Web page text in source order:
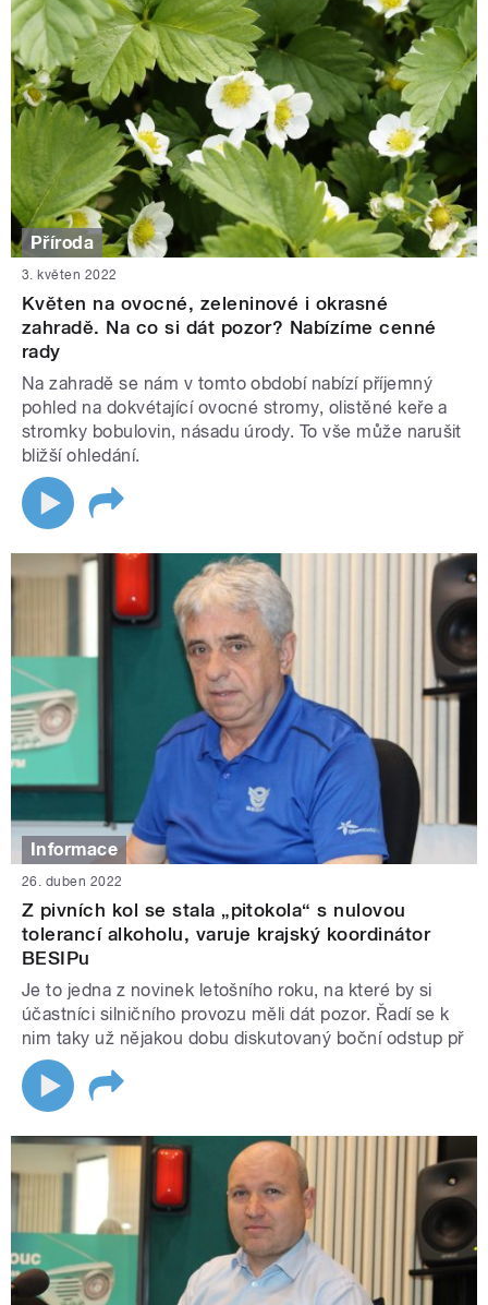
Příroda
3. květen 2022
Květen na ovocné, zeleninové i okrasné
zahradě. Na co si dát pozor? Nabízíme cenné
rady
Na zahradě se nám v tomto období nabízí příjemný
pohled na dokvétající ovocné stromy, olistěné keře a
stromky bobulovin, násadu úrody. To vše může narušit
bližší ohledání.
Informace
26. duben 2022
Z pivních kol se stala „pitokola“ s nulovou
tolerancí alkoholu, varuje krajský koordinátor
BESIPu
Je to jedna z novinek letošního roku, na které by si
účastníci silničního provozu měli dát pozor. Řadí se k
nim taky už nějakou dobu diskutovaný boční odstup př